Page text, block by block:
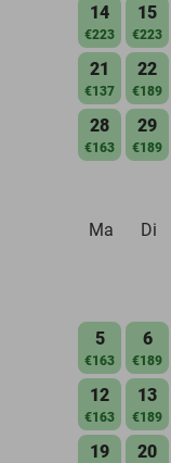
14
€223
15
€223
21
€137
22
€189
28
€163
29
€189
Ma
Di
5
€163
6
€189
12
€163
13
€189
19 20